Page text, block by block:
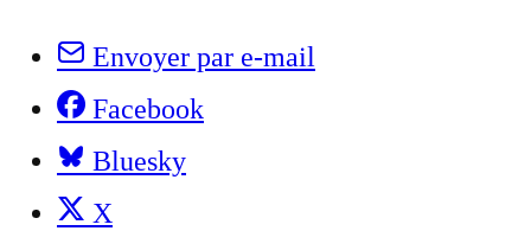
Envoyer par e-mail
Facebook
Bluesky
X